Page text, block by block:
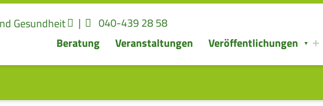
Kontaktieren Sie uns
| Rufen Sie uns an:
040-439 28 58
Beratung
Veranstaltungen Veröffentlichungen